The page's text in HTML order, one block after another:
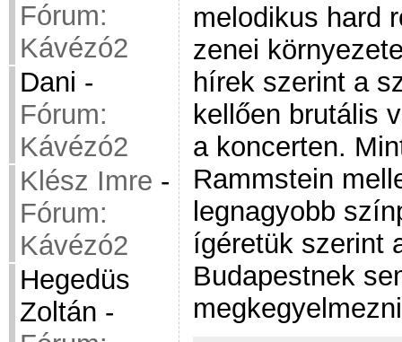
Fórum:
Kávézó2
Dani -
Fórum:
Kávézó2
Klész Imre -
Fórum:
Kávézó2
Hegedüs
Zoltán -
melodikus hard
zenei
hírek szerint a
kellően brutális
a koncerten.
Rammstein
legnagyobb
ígéretük szerint
Budapestnek